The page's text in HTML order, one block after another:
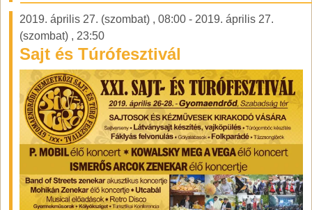
2019. április 27. (szombat) , 08:00 - 2019. április 27.
(szombat) , 23:50
Sajt és Túrófesztivál